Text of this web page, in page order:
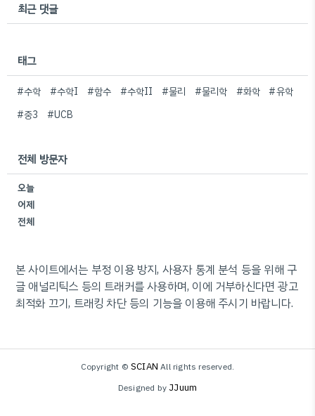
최근 댓글
태그
#수학 #수학I #함수 #수학II #물리 #물리학 #화학 #유학
#중3
#UCB
전체 방문자
오늘
어제
전체
본 사이트에서는 부정 이용 방지, 사용자 통계 분석 등을 위해 구
글 애널리틱스 등의 트래커를 사용하며, 이에 거부하신다면 광고
최적화 끄기, 트래킹 차단 등의 기능을 이용해 주시기 바랍니다.
Copyright ©SCIAN All rights reserved.
Designed by JJuum